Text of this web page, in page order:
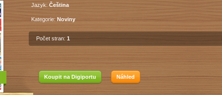
Jazyk: Čeština
Kategorie: Noviny
Počet stran: 1
Koupit na Digiportu Náhled